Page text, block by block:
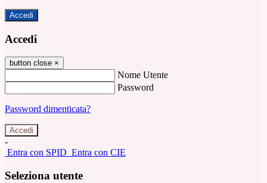
Accedi
Accedi
button close ×
Nome Utente
Password
Password dimenticata?
-
Entra con SPID Entra con CIE
Seleziona utente